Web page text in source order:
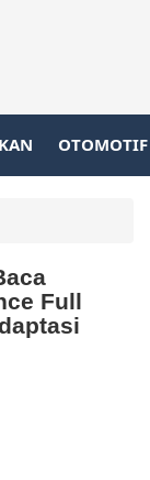
OTOMOTIF
Full